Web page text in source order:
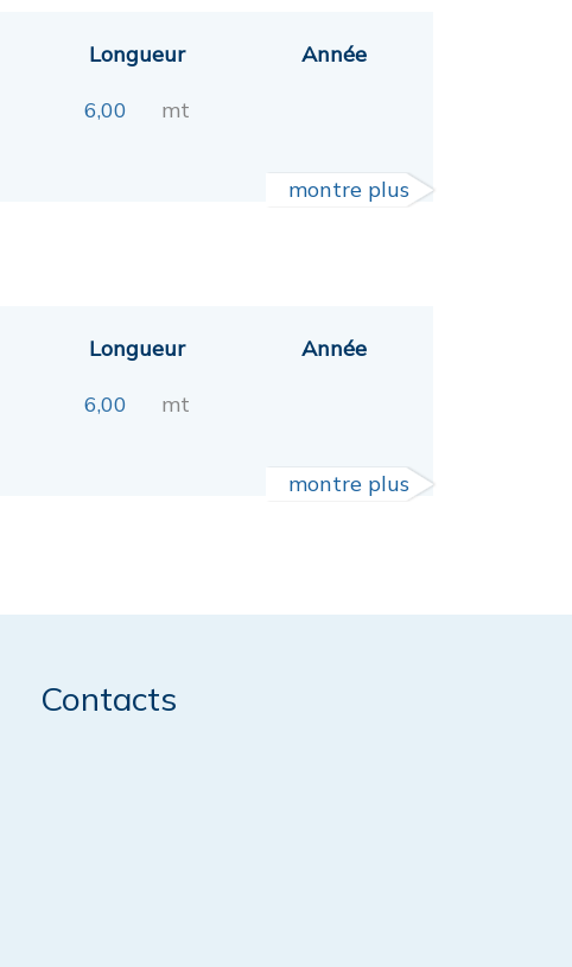
Longueur
6,00 mt
Année
montre plus
Longueur
6,00 mt
Année
montre plus
Contacts